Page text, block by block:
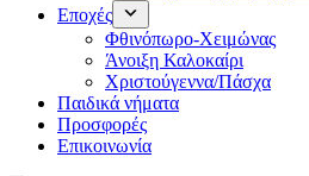
Εποχές
Φθινόπωρο-Χειμώνας
Άνοιξη Καλοκαίρι
Χριστούγεννα/Πάσχα
Παιδικά νήματα
Προσφορές
Επικοινωνία